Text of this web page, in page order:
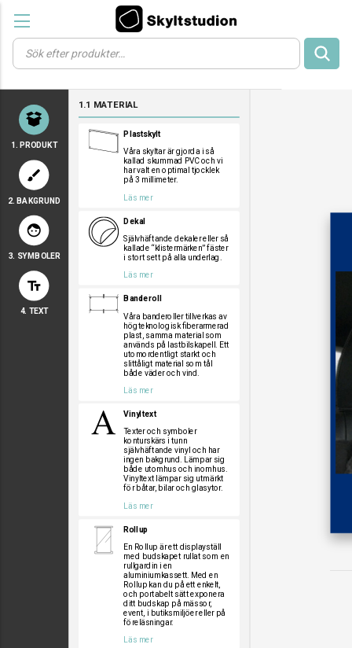
Products
search
a
a
aa
a
1. PRODUKT
brush
2. BAKGRUND
face
3. SYMBOLER
text_fields
4. TEXT
1.1 MATERIAL
Plastskylt
Våra skyltar är gjorda i så
kallad skummad PVC och vi
har valt en optimal tjocklek
på 3 millimeter.
Läs mer
Dekal
Självhäftande dekaler eller så
kallade “klistermärken” fäster
i stort sett på alla underlag.
Läs mer
Banderoll
Våra banderoller tillverkas av
högteknologisk fiberarmerad
plast, samma material som
används på lastbilskapell. Ett
utomordentligt starkt och
slittåligt material som tål
både väder och vind.
Läs mer
Vinyltext
Texter och symboler
konturskärs i tunn
självhäftande vinyl och har
ingen bakgrund. Lämpar sig
både utomhus och inomhus.
Vinyltext lämpar sig utmärkt
för båtar, bilar och glasytor.
Läs mer
Rollup
En Rollup är ett displayställ
med budskapet rullat som en
rullgardin i en
aluminiumkassett. Med en
Rollup kan du på ett enkelt,
och portabelt sätt exponera
ditt budskap på mässor,
event, i butiksmiljöer eller på
föreläsningar.
Läs mer